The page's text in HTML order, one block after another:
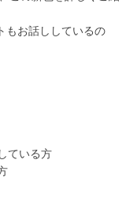
もお話ししているの
ている方